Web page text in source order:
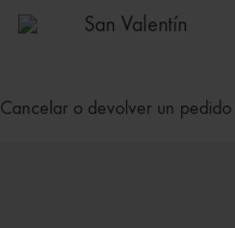
San Valentín
Cancelar o devolver un pedido